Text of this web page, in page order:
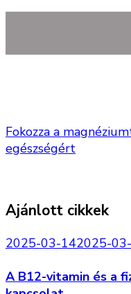
Fokozza a
egészségért
Ajánlott cikkek
2025-03-142025-
A B12-vitamin és a